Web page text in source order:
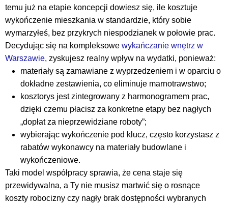
temu już na etapie koncepcji dowiesz się, ile kosztuje
wykończenie mieszkania w standardzie, który sobie
wymarzyłeś, bez przykrych niespodzianek w połowie prac.
Decydując się na kompleksowe wykańczanie wnętrz w
Warszawie, zyskujesz realny wpływ na wydatki, ponieważ:
materiały są zamawiane z wyprzedzeniem i w oparciu o
dokładne zestawienia, co eliminuje marnotrawstwo;
kosztorys jest zintegrowany z harmonogramem prac,
dzięki czemu płacisz za konkretne etapy bez nagłych
„dopłat za nieprzewidziane roboty”;
wybierając wykończenie pod klucz, często korzystasz z
rabatów wykonawcy na materiały budowlane i
wykończeniowe.
Taki model współpracy sprawia, że cena staje się
przewidywalna, a Ty nie musisz martwić się o rosnące
koszty robocizny czy nagły brak dostępności wybranych